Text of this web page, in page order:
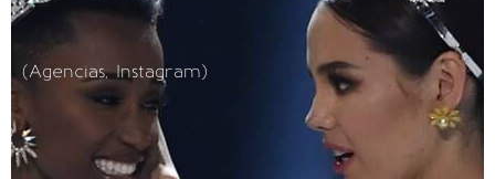
(Agencias, Instagram)